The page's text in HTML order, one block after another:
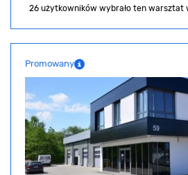
26 użytkowników wybrało ten warsztat
Promowany